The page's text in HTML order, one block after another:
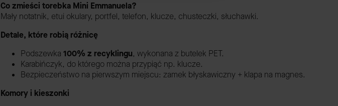
Co zmieści torebka Mini Emmanuela?
Mały notatnik, etui okulary, portfel, telefon, klucze, chusteczki, słuchawki.
Detale, które robią różnicę
Podszewka 100% z recyklingu, wykonana z butelek PET.
Karabińczyk, do którego można przypiąć np. klucze.
Bezpieczeństwo na pierwszym miejscu: zamek błyskawiczny + klapa na magnes.
Komory i kieszonki